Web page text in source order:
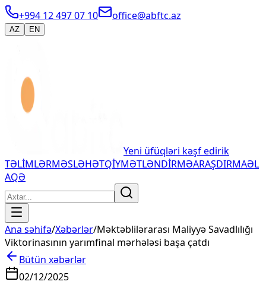
+994 12 497 07 10 office@abftc.az
AZ EN
Yeni üfüqləri kəşf edirik
TƏLİMLƏRMƏSLƏHƏTQİYMƏTLƏNDİRMƏARAŞDIRMAƏL
AQƏ
Ana səhifə/Xəbərlər/Məktəblilərarası Maliyyə Savadlılığı
Viktorinasının yarımfinal mərhələsi başa çatdı
Bütün xəbərlər
02/12/2025